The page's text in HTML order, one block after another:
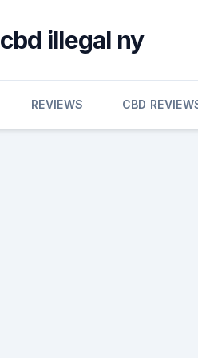
cbd illegal ny
REVIEWS CBD